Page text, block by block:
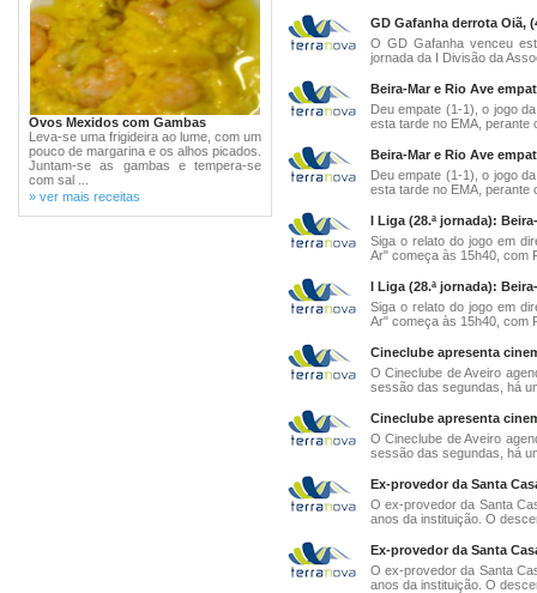
Ovos Mexidos com Gambas
Leva-se uma frigideira ao lume, com um
pouco de margarina e os alhos picados.
Juntam-se as gambas e tempera-se
com sal ...
» ver mais receitas
GD Gafanha derrota Oiã,
O GD Gafanha venceu
jornada da I Divisão da
Beira-Mar e Rio Ave
Deu empate (1-1), o jogo
esta tarde no EMA, perante
Beira-Mar e Rio Ave
Deu empate (1-1), o jogo
esta tarde no EMA, perante
I Liga (28.ª jornada):
Siga o relato do jogo em
Ar" começa às 15h40, com
I Liga (28.ª jornada):
Siga o relato do jogo em
Ar" começa às 15h40, com
Cineclube apresenta
O Cineclube de Aveiro
sessão das segundas, há
Cineclube apresenta
O Cineclube de Aveiro
sessão das segundas, há
Ex-provedor da Santa
O ex-provedor da Santa
anos da instituição. O
Ex-provedor da Santa
O ex-provedor da Santa
anos da instituição. O